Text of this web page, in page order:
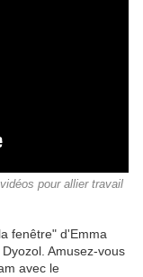
pour allier travail
fenêtre" d'Emma
Amusez-vous
avec le